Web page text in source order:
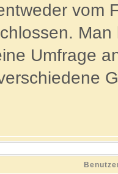
vom
Umfrage